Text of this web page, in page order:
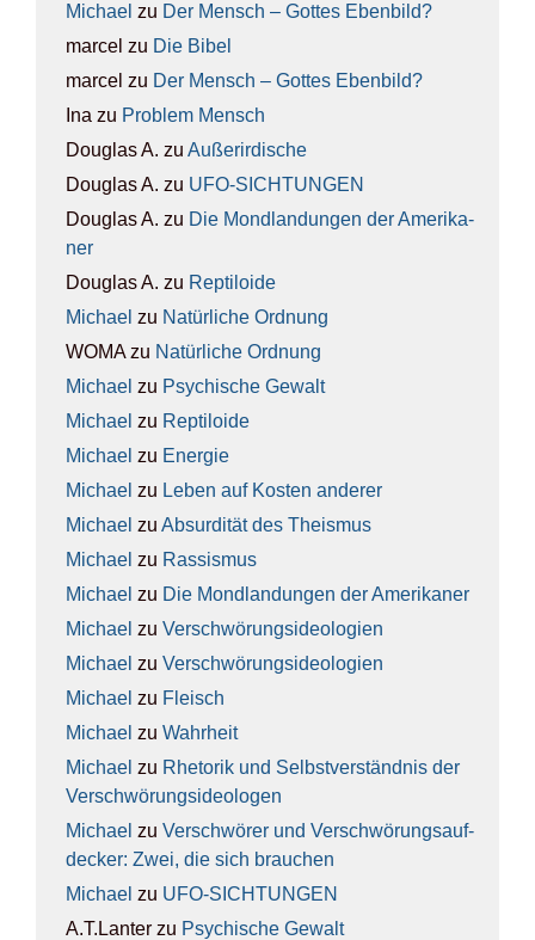
Michael zu Der Mensch – Got­tes Eben­bild?
marcel zu Die Bibel
marcel zu Der Mensch – Got­tes Eben­bild?
Ina zu Pro­blem Mensch
Douglas A. zu Außer­ir­di­sche
Douglas A. zu UFO-SICH­TUN­GEN
Douglas A. zu Die Mond­lan­dun­gen der Ame­ri­ka­
ner
Douglas A. zu Rep­ti­lo­ide
Michael zu Natür­li­che Ord­nung
WOMAzu Natür­li­che Ord­nung
Michael zu Psy­chi­sche Gewalt
Michael zu Rep­ti­lo­ide
Michael zu Ener­gie
Michael zu Leben auf Kos­ten ande­rer
Michael zu Absur­di­tät des The­is­mus
Michael zu Ras­sis­mus
Michael zu Die Mond­lan­dun­gen der Ame­ri­ka­ner
Michael zu Ver­schwö­rungs­ideo­lo­gien
Michael zu Ver­schwö­rungs­ideo­lo­gien
Michael zu Fleisch
Michael zu Wahr­heit
Michael zu Rhe­to­rik und Selbst­ver­ständ­nis der
Ver­schwö­rungs­ideo­lo­gen
Michael zu Ver­schwö­rer und Ver­schwö­rungs­auf­
de­cker: Zwei, die sich brau­chen
Michael zu UFO-SICH­TUN­GEN
A.T.Lanter zu Psy­chi­sche Gewalt